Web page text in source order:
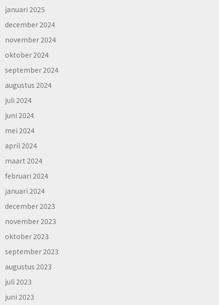
januari 2025
december 2024
november 2024
oktober 2024
september 2024
augustus 2024
juli 2024
juni 2024
mei 2024
april 2024
maart 2024
februari 2024
januari 2024
december 2023
november 2023
oktober 2023
september 2023
augustus 2023
juli 2023
juni 2023